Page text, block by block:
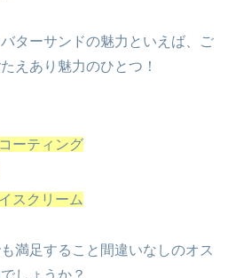
ターサンドの魅力といえば、ご
えあり魅力のひとつ！
ーティング
スクリーム
満足すること間違いなしのオス